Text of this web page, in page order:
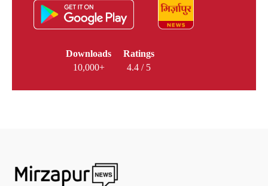
Downloads
10,000+
Ratings
4.4 / 5